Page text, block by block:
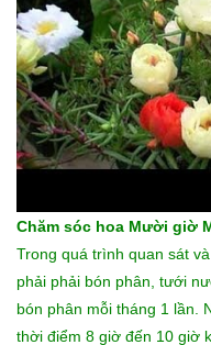
Chăm sóc hoa Mười giờ
Trong quá trình quan sát
phải phải bón phân, tưới
bón phân mỗi tháng 1 lần.
thời điểm 8 giờ đến 10 giờ